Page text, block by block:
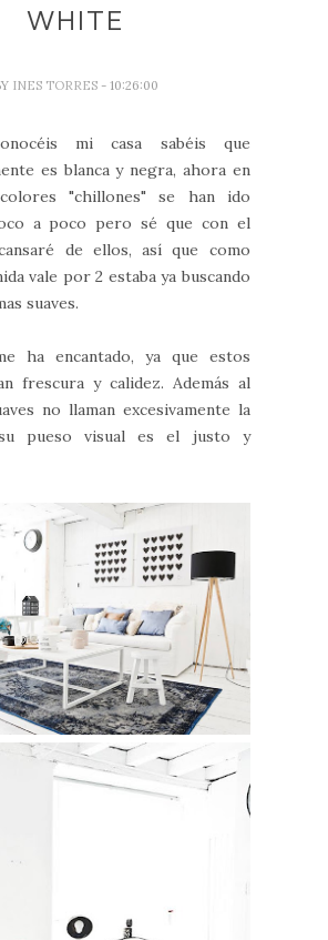
WHITE
INES TORRES - 10:26:00
mi casa sabéis que
es blanca y negra, ahora en
"chillones" se han ido
a poco pero sé que con el
de ellos, así que como
vale por 2 estaba ya buscando
suaves.
ha encantado, ya que estos
frescura y calidez. Además al
no llaman excesivamente la
pueso visual es el justo y